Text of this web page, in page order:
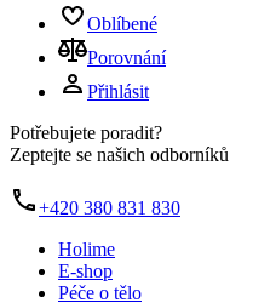
Oblíbené
Porovnání
Přihlásit
Potřebujete poradit?
Zeptejte se našich odborníků
+420 380 831 830
Holime
E-shop
Péče o tělo